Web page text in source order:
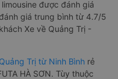
được đánh giá
giá trung bình từ 4.7/5
Xe về Quảng Trị -
Trị từ Ninh Bình rẻ
HÀ SƠN. Tùy thuộc